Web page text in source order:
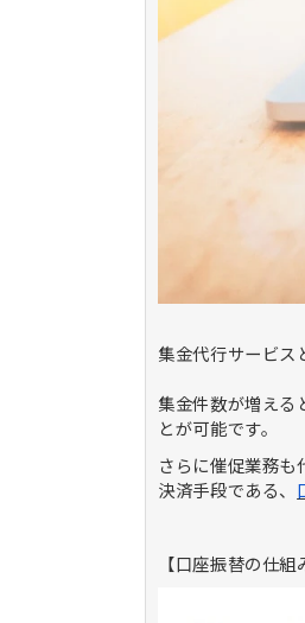
集金代行サービス
集金件数が増える
とが可能です。
さらに催促業務
決済手段である、
【口座振替の仕組